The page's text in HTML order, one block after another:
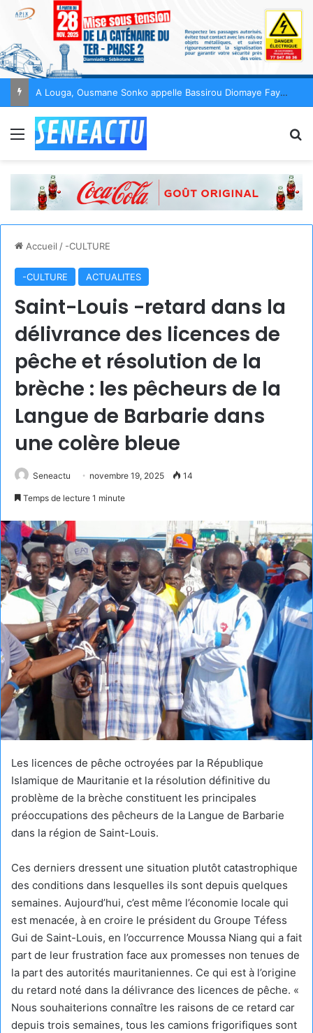
AfroBasket U18 2026 : Les Lionceaux du Sénégal se qualifient pour les quarts de finale
Menu
Accueil / -CULTURE
-CULTURE ACTUALITES
Saint-Louis -retard dans la
délivrance des licences de
pêche et résolution de la
brèche : les pêcheurs de la
Langue de Barbarie dans
une colère bleue
Seneactu novembre 19, 2025 14
Temps de lecture 1 minute
Les licences de pêche octroyées par la République
Islamique de Mauritanie et la résolution définitive du
problème de la brèche constituent les principales
préoccupations des pêcheurs de la Langue de Barbarie
dans la région de Saint-Louis.
Ces derniers dressent une situation plutôt catastrophique
des conditions dans lesquelles ils sont depuis quelques
semaines. Aujourd’hui, c’est même l’économie locale qui
est menacée, à en croire le président du Groupe Téfess
Gui de Saint-Louis, en l’occurrence Moussa Niang qui a fait
part de leur frustration face aux promesses non tenues de
la part des autorités mauritaniennes. Ce qui est à l’origine
du retard noté dans la délivrance des licences de pêche. «
Nous souhaiterions connaître les raisons de ce retard car
depuis trois semaines, tous les camions frigorifiques sont